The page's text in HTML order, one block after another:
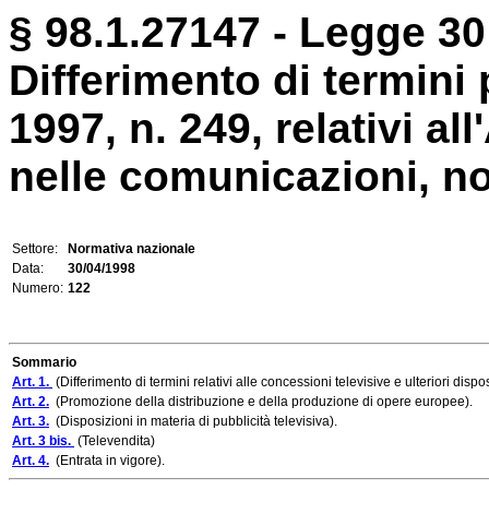
§ 98.1.27147 - Legge
Differimento di termini
1997, n. 249, relativi
nelle comunicazioni,
Settore:
Normativa nazionale
Data:
30/04/1998
Numero: 122
Sommario
Art. 1. (Differimento di termini relativi alle concessioni televisive e ulteriori
Art. 2. (Promozione della distribuzione e della produzione di opere europee).
Art. 3. (Disposizioni in materia di pubblicità televisiva).
Art. 3 bis. (Televendita)
Art. 4. (Entrata in vigore).